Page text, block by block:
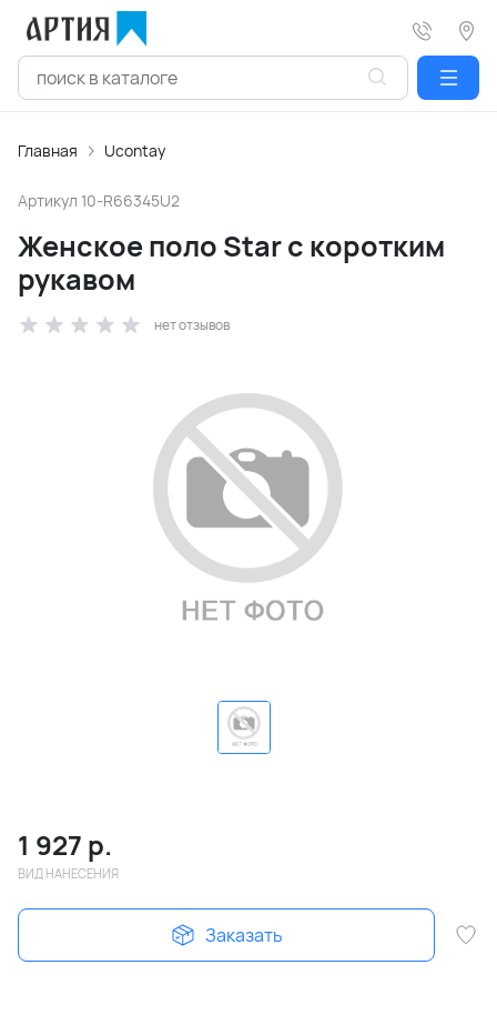
Главная Ucontay
Артикул 10-R66345U2
Женское поло Star с коротким
рукавом
нет отзывов
1 927 р.
ВИД НАНЕСЕНИЯ
Заказать